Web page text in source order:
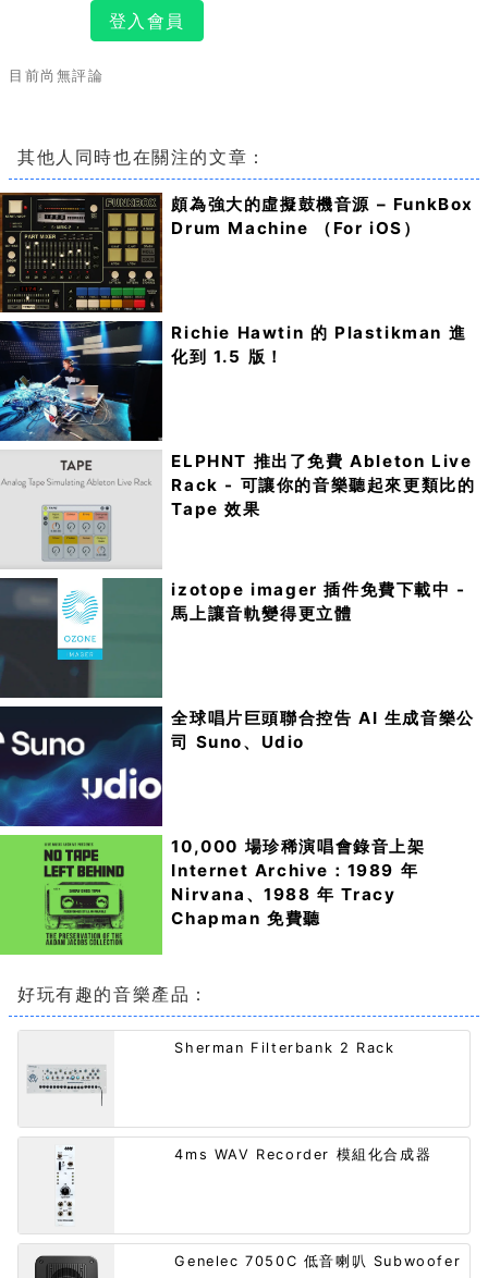
登入會員
目前尚無評論
其他人同時也在關注的文章：
頗為強大的虛擬鼓機音源 – FunkBox
Drum Machine （For iOS）
Richie Hawtin 的 Plastikman 進
化到 1.5 版！
ELPHNT 推出了免費 Ableton Live
Rack - 可讓你的音樂聽起來更類比的
Tape 效果
izotope imager 插件免費下載中 -
馬上讓音軌變得更立體
全球唱片巨頭聯合控告 AI 生成音樂公
司 Suno、Udio
10,000 場珍稀演唱會錄音上架
Internet Archive：1989 年
Nirvana、1988 年 Tracy
Chapman 免費聽
好玩有趣的音樂產品：
Sherman Filterbank 2 Rack
4ms WAV Recorder 模組化合成器
Genelec 7050C 低音喇叭 Subwoofer